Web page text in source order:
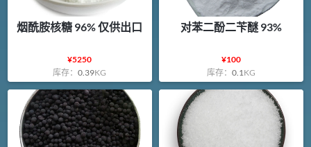
烟酰胺核糖 96% 仅供出口
¥5250
库存：0.39KG
对苯二酚二苄醚 93%
¥100
库存：0.1KG